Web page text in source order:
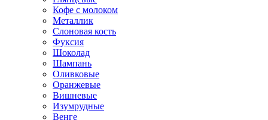
Кофе с молоком
Металлик
Слоновая кость
Фуксия
Шоколад
Шампань
Оливковые
Оранжевые
Вишневые
Изумрудные
Венге